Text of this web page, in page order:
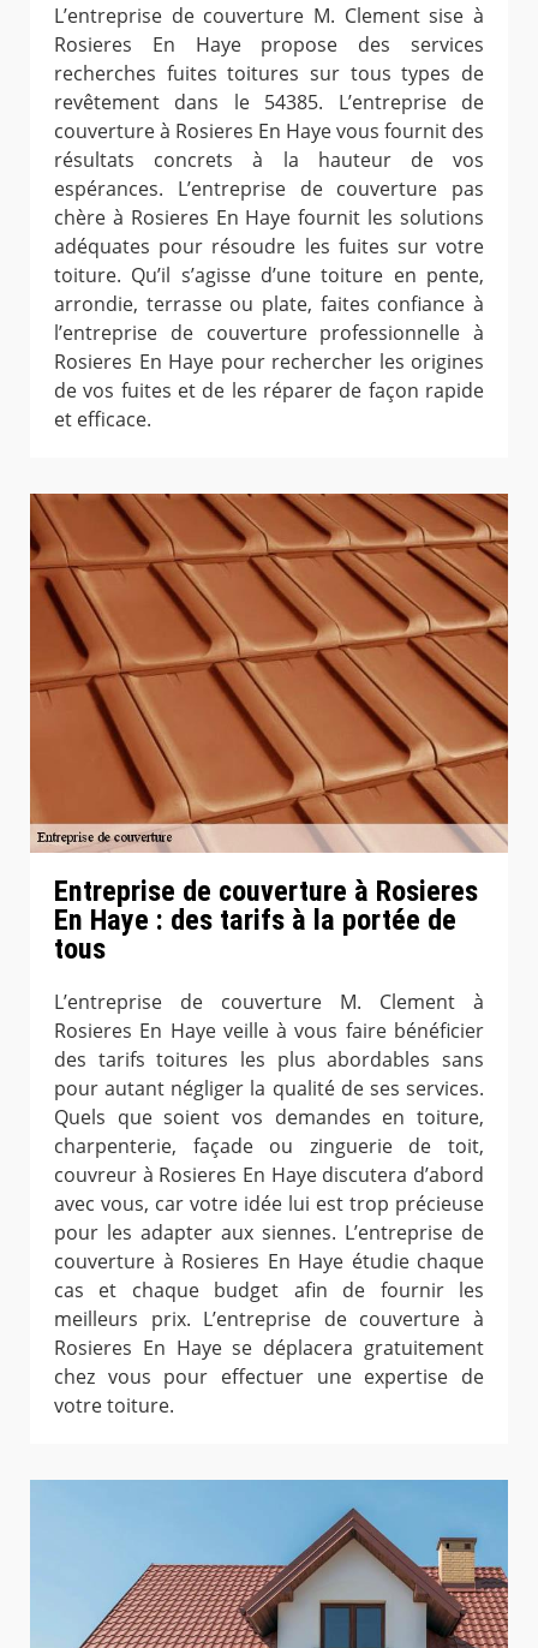
L’entreprise de couverture M. Clement sise à
Rosieres En Haye propose des services
recherches fuites toitures sur tous types de
revêtement dans le 54385. L’entreprise de
couverture à Rosieres En Haye vous fournit des
résultats concrets à la hauteur de vos
espérances. L’entreprise de couverture pas
chère à Rosieres En Haye fournit les solutions
adéquates pour résoudre les fuites sur votre
toiture. Qu’il s’agisse d’une toiture en pente,
arrondie, terrasse ou plate, faites confiance à
l’entreprise de couverture professionnelle à
Rosieres En Haye pour rechercher les origines
de vos fuites et de les réparer de façon rapide
et efficace.
Entreprise de couverture à Rosieres
En Haye : des tarifs à la portée de
tous
L’entreprise de couverture M. Clement à
Rosieres En Haye veille à vous faire bénéficier
des tarifs toitures les plus abordables sans
pour autant négliger la qualité de ses services.
Quels que soient vos demandes en toiture,
charpenterie, façade ou zinguerie de toit,
couvreur à Rosieres En Haye discutera d’abord
avec vous, car votre idée lui est trop précieuse
pour les adapter aux siennes. L’entreprise de
couverture à Rosieres En Haye étudie chaque
cas et chaque budget afin de fournir les
meilleurs prix. L’entreprise de couverture à
Rosieres En Haye se déplacera gratuitement
chez vous pour effectuer une expertise de
votre toiture.